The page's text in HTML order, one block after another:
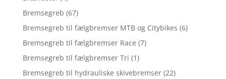
Bremsegreb (67)
Bremsegreb til fælgbremser MTB og Citybikes (6)
Bremsegreb til fælgbremser Race (7)
Bremsegreb til fælgbremser Tri (1)
Bremsegreb til hydrauliske skivebremser (22)